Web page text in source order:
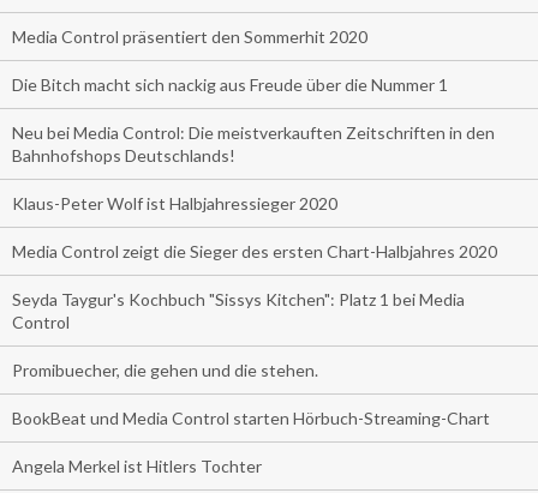
Media Control präsentiert den Sommerhit 2020
Die Bitch macht sich nackig aus Freude über die Nummer 1
Neu bei Media Control: Die meistverkauften Zeitschriften in den
Bahnhofshops Deutschlands!
Klaus-Peter Wolf ist Halbjahressieger 2020
Media Control zeigt die Sieger des ersten Chart-Halbjahres 2020
Seyda Taygur's Kochbuch "Sissys Kitchen": Platz 1 bei Media
Control
Promibuecher, die gehen und die stehen.
BookBeat und Media Control starten Hörbuch-Streaming-Chart
Angela Merkel ist Hitlers Tochter